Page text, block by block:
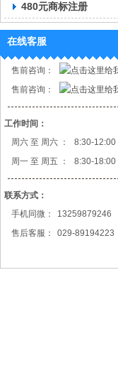
480元商标注册
在线客服
售前咨询：
售前咨询：
工作时间：
周六 至 周六 ：
8:30-12:00
周一 至 周五 ：
8:30-18:00
联系方式：
手机同微：
13259879246
售后客服：
029-89194223